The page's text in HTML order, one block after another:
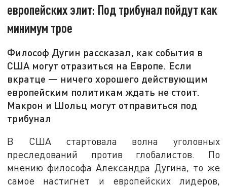
европейских элит: Под трибунал пойдут как
минимум трое
Философ Дугин рассказал, как события в
США могут отразиться на Европе. Если
вкратце — ничего хорошего действующим
европейским политикам ждать не стоит.
Макрон и Шольц могут отправиться под
трибунал
В США стартовала волна уголовных
преследований против глобалистов. По
мнению философа Александра Дугина, то же
самое настигнет и европейских лидеров,